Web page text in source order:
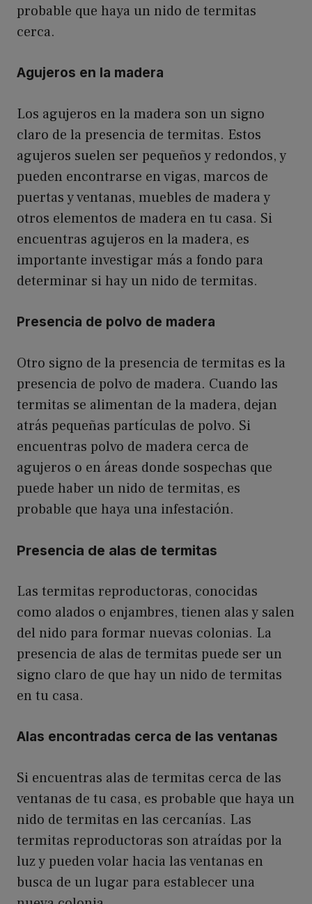
probable que haya un nido de termitas
cerca.
Agujeros en la madera
Los agujeros en la madera son un signo
claro de la presencia de termitas. Estos
agujeros suelen ser pequeños y redondos, y
pueden encontrarse en vigas, marcos de
puertas y ventanas, muebles de madera y
otros elementos de madera en tu casa. Si
encuentras agujeros en la madera, es
importante investigar más a fondo para
determinar si hay un nido de termitas.
Presencia de polvo de madera
Otro signo de la presencia de termitas es la
presencia de polvo de madera. Cuando las
termitas se alimentan de la madera, dejan
atrás pequeñas partículas de polvo. Si
encuentras polvo de madera cerca de
agujeros o en áreas donde sospechas que
puede haber un nido de termitas, es
probable que haya una infestación.
Presencia de alas de termitas
Las termitas reproductoras, conocidas
como alados o enjambres, tienen alas y salen
del nido para formar nuevas colonias. La
presencia de alas de termitas puede ser un
signo claro de que hay un nido de termitas
en tu casa.
Alas encontradas cerca de las ventanas
Si encuentras alas de termitas cerca de las
ventanas de tu casa, es probable que haya un
nido de termitas en las cercanías. Las
termitas reproductoras son atraídas por la
luz y pueden volar hacia las ventanas en
busca de un lugar para establecer una